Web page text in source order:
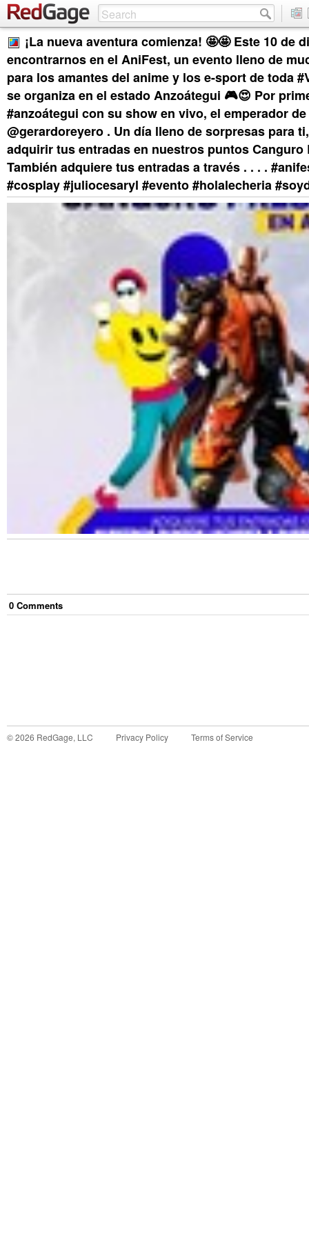
¡La nueva aventura comienza! 🤩🤩 Este 10 de
encontrarnos en el AniFest, un evento lleno de
para los amantes del anime y los e-sport de toda
se organiza en el estado Anzoátegui 🎮😍 Por
#anzoátegui con su show en vivo, el emperador
@gerardoreyero . Un día lleno de sorpresas para
adquirir tus entradas en nuestros puntos Canguro
También adquiere tus entradas a través . . . .
#cosplay #juliocesaryl #evento #holalecheria
0 Comments
©2026 RedGage, LLC Privacy Policy Terms of Service